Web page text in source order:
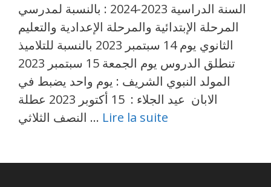
السنة الدراسية 2023-2024 : بالنسبة لمدرسي
المرحلة الإبتدائية والمرحلة الإعدادية والتعليم
الثانوي يوم 14 سبتمبر 2023 بالنسبة للتلاميذ
تنطلق الدروس يوم الجمعة 15 سبتمبر 2023
المولد النبوي الشريف : يوم واحد يضبط في
الابان عيد الجلاء : 15 أكتوبر 2023 عطلة
النصف الثلاثي … Lire la suite